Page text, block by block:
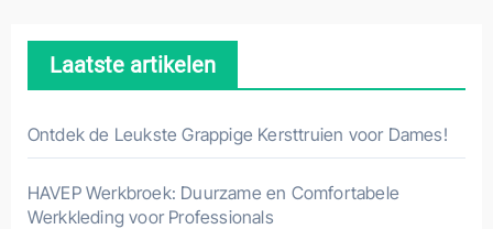
Laatste artikelen
Ontdek de Leukste Grappige Kersttruien voor Dames!
HAVEP Werkbroek: Duurzame en Comfortabele
Werkkleding voor Professionals